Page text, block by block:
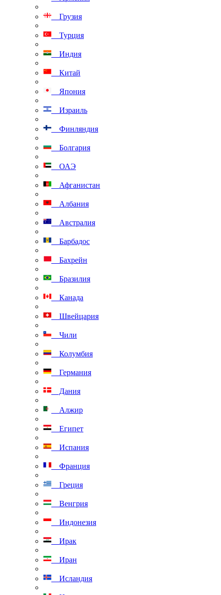
Грузия
Турция
Индия
Китай
Япония
Израиль
Финляндия
Болгария
ОАЭ
Афганистан
Албания
Австралия
Барбадос
Бахрейн
Бразилия
Канада
Швейцария
Чили
Колумбия
Германия
Дания
Алжир
Египет
Испания
Франция
Греция
Венгрия
Индонезия
Ирак
Иран
Исландия